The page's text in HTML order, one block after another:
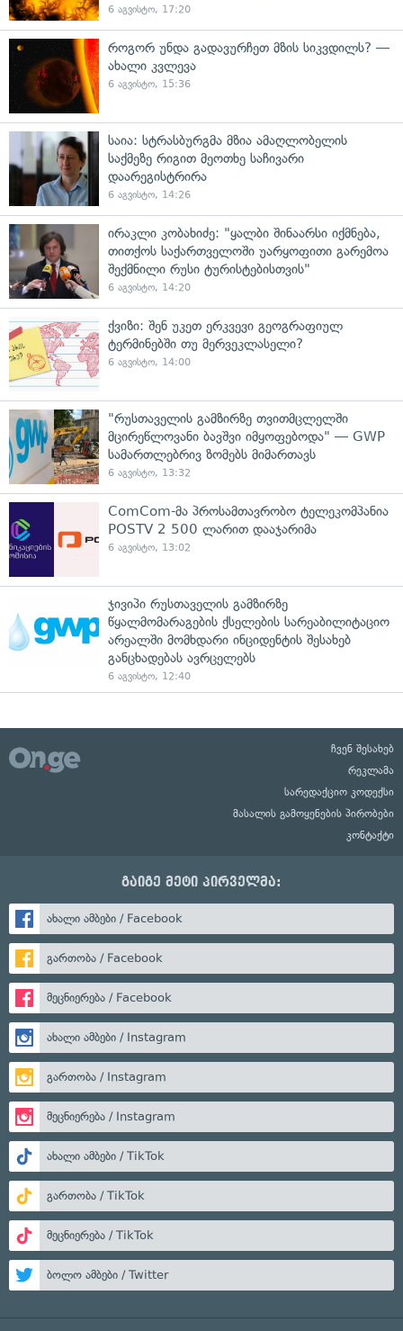
6 აგვისტო, 17:20
როგორ უნდა გადავურჩეთ მზის სიკვდილს? —
ახალი კვლევა
6 აგვისტო, 15:36
საია: სტრასბურგმა მზია ამაღლობელის
საქმეზე რიგით მეოთხე საჩივარი
დაარეგისტრირა
6 აგვისტო, 14:26
ირაკლი კობახიძე: "ყალბი შინაარსი იქმნება,
თითქოს საქართველოში უარყოფითი გარემოა
შექმნილი რუსი ტურისტებისთვის"
6 აგვისტო, 14:20
ქვიზი: შენ უკეთ ერკვევი გეოგრაფიულ
ტერმინებში თუ მერვეკლასელი?
6 აგვისტო, 14:00
"რუსთაველის გამზირზე თვითმცლელში
მცირეწლოვანი ბავშვი იმყოფებოდა" — GWP
სამართლებრივ ზომებს მიმართავს
6 აგვისტო, 13:32
ComCom-მა პროსამთავრობო ტელეკომპანია
POSTV 2 500 ლარით დააჯარიმა
6 აგვისტო, 13:02
ჯივიპი რუსთაველის გამზირზე
წყალმომარაგების ქსელების სარეაბილიტაციო
არეალში მომხდარი ინციდენტის შესახებ
განცხადებას ავრცელებს
6 აგვისტო, 12:40
ჩვენ შესახებ
რეკლამა
სარედაქციო კოდექსი
მასალის გამოყენების პირობები
კონტაქტი
გაიგე მეტი პირველმა:
ახალი ამბები / Facebook
გართობა / Facebook
მეცნიერება / Facebook
ახალი ამბები / Instagram
გართობა / Instagram
მეცნიერება / Instagram
ახალი ამბები / TikTok
გართობა / TikTok
მეცნიერება / TikTok
ბოლო ამბები / Twitter